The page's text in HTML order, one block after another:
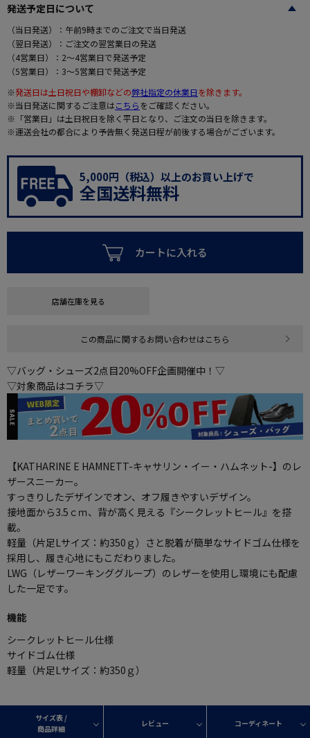
発送予定日について
（当日発送）：午前9時までのご注文で当日発送
（翌日発送）：ご注文の翌営業日の発送
（4営業日）：2～4営業日で発送予定
（5営業日）：3～5営業日で発送予定
※発送日は土日祝日や棚卸などの弊社指定の休業日を除きます。
※当日発送に関するご注意はこちらをご確認ください。
※「営業日」は土日祝日を除く平日となり、ご注文の当日を除きます。
※運送会社の都合により予告無く発送日程が前後する場合がございます。
5,000円（税込）以上のお買い上げで
全国送料無料
カートに入れる
店舗在庫を見る
この商品に関するお問い合わせはこちら
▽バッグ・シューズ2点目20%OFF企画開催中！▽
▽対象商品はコチラ▽
【KATHARINE E HAMNETT-キャサリン・イー・ハムネット-】のレ
ザースニーカー。
すっきりしたデザインでオン、オフ履きやすいデザイン。
接地面から3.5ｃｍ、背が高く見える『シークレットヒール』を搭
載。
軽量（片足Lサイズ：約350ｇ）さと脱着が簡単なサイドゴム仕様を
採用し、履き心地にもこだわりました。
LWG（レザーワーキンググループ）のレザーを使用し環境にも配慮
した一足です。
機能
シークレットヒール仕様
サイドゴム仕様
軽量（片足Lサイズ：約350ｇ）
サイズ表 /
商品詳細
レビュー コーディネート